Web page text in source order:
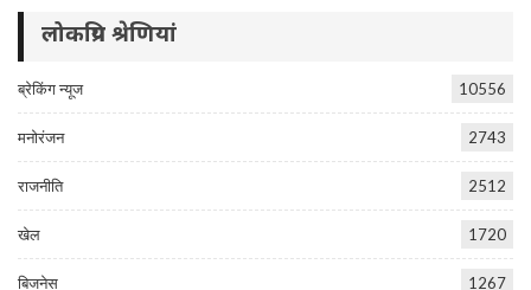
लोकप्रिय श्रेणियां
ब्रेकिंग न्यूज 10556
मनोरंजन 2743
राजनीति 2512
खेल 1720
बिजनेस 1267